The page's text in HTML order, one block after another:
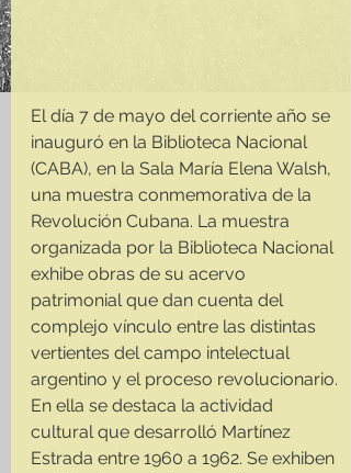
El día 7 de mayo del corriente año se
inauguró en la Biblioteca Nacional
(CABA), en la Sala María Elena Walsh,
una muestra conmemorativa de la
Revolución Cubana. La muestra
organizada por la Biblioteca Nacional
exhibe obras de su acervo
patrimonial que dan cuenta del
complejo vínculo entre las distintas
vertientes del campo intelectual
argentino y el proceso revolucionario.
En ella se destaca la actividad
cultural que desarrolló Martínez
Estrada entre 1960 a 1962. Se exhiben